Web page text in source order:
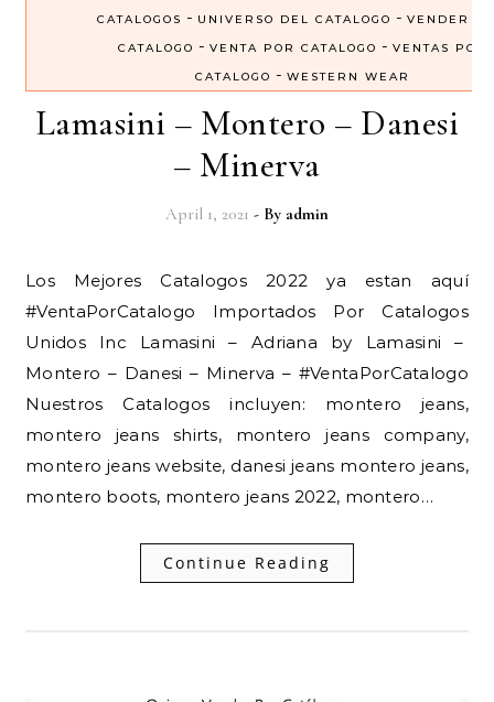
CATALOGOS - UNIVERSO DEL CATALOGO - VENDER
CATALOGO - VENTA POR CATALOGO - VENTAS POR
CATALOGO - WESTERN WEAR
Lamasini – Montero – Danesi
– Minerva
April 1, 2021 - By admin
Los Mejores Catalogos 2022 ya estan aquí
#VentaPorCatalogo Importados Por Catalogos
Unidos Inc Lamasini – Adriana by Lamasini –
Montero – Danesi – Minerva – #VentaPorCatalogo
Nuestros Catalogos incluyen: montero jeans,
montero jeans shirts, montero jeans company,
montero jeans website, danesi jeans montero jeans,
montero boots, montero jeans 2022, montero…
Continue Reading